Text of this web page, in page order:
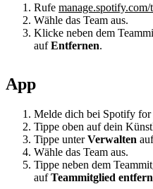
Rufe manage.spotify.com/
Wähle das Team aus.
Klicke neben dem
aufEntfernen.
App
Melde dich bei Spotify for
Tippe oben auf dein
Tippe unterVerwalten
Wähle das Team aus.
Tippe neben dem
aufTeammitglied